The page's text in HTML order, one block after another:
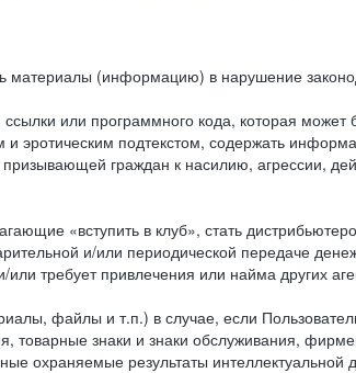
материалы (информацию) в нарушение
или программного кода, которая может
эротическим подтекстом, содержать
призывающей граждан к насилию, агрессии,
«вступить в клуб», стать
и/или периодической передаче
требует привлечения или найма других
файлы и т.п.) в случае, если
товарные знаки и знаки обслуживания,
результаты интеллектуальной